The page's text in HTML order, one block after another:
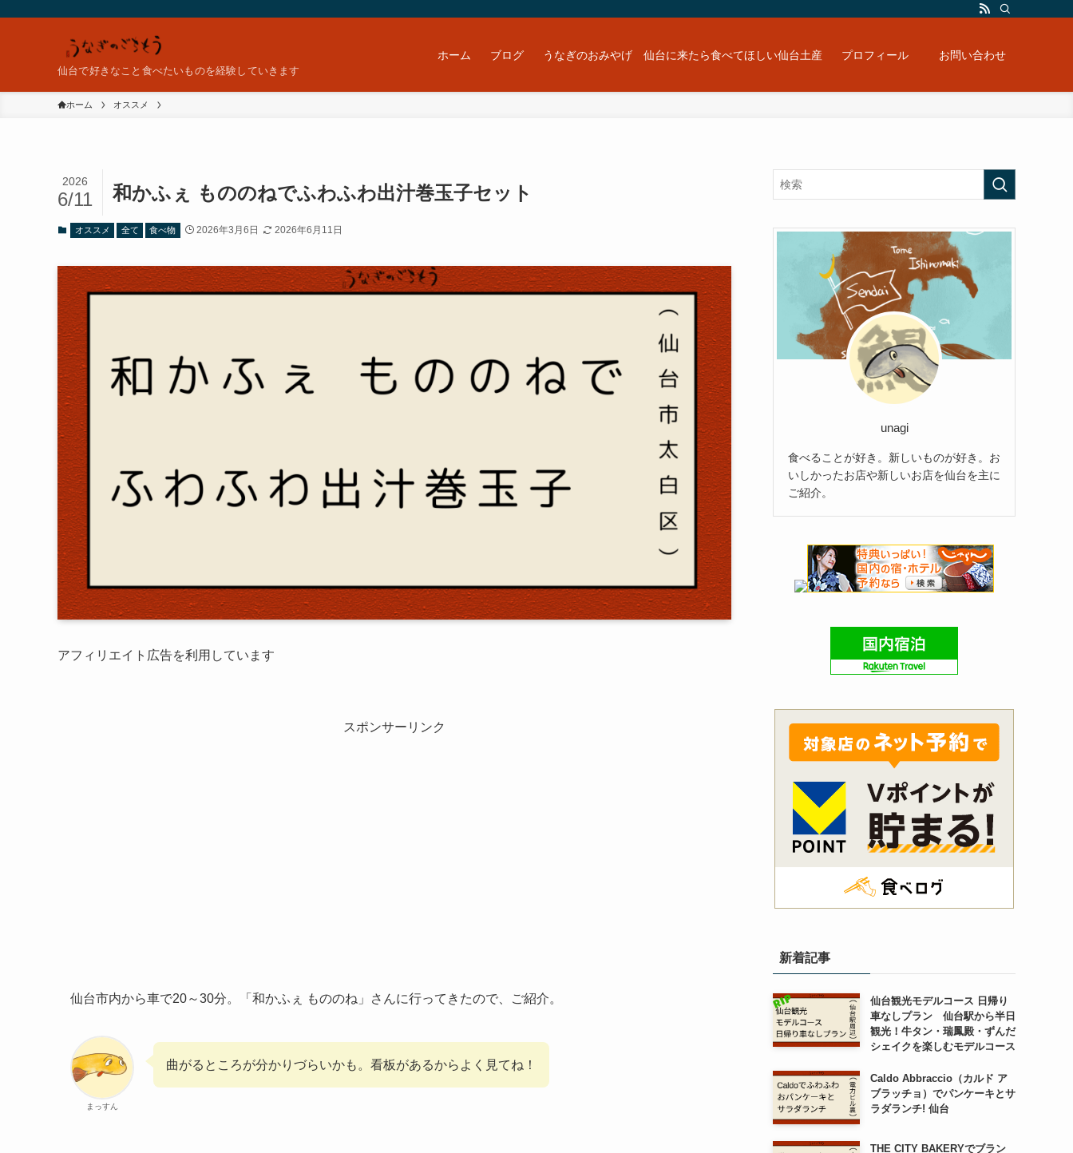
仙台で好きなこと食べたいものを経験していきます
ホーム ブログ うなぎのおみやげ 仙台に来たら食べてほしい仙台土産 プロフィール お問い合わせ
ホーム オススメ
和かふぇ もののねでふわふわ出汁巻玉子セット
2026
6/11
オススメ 全て 食べ物 2026年3月6日 2026年6月11日
アフィリエイト広告を利用しています
スポンサーリンク
仙台市内から車で20～30分。「和かふぇ もののね」さんに行ってきたので、ご紹介。
まっすん
曲がるところが分かりづらいかも。看板があるからよく見てね！
unagi
食べることが好き。新しいものが好き。お
いしかったお店や新しいお店を仙台を主に
ご紹介。
新着記事
仙台観光モデルコース 日帰り
車なしプラン 仙台駅から半日
観光！牛タン・瑞鳳殿・ずんだ
シェイクを楽しむモデルコース
Caldo Abbraccio（カルド ア
ブラッチョ）でパンケーキとサ
ラダランチ! 仙台
THE CITY BAKERYでブラン